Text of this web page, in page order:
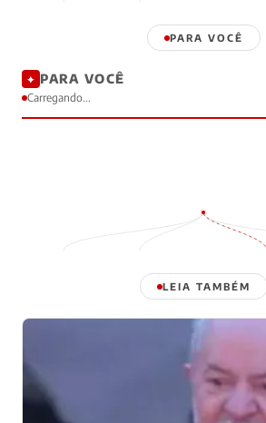
PARA VOCÊ
✦ PARA VOCÊ
Carregando...
LEIA TAMBÉM